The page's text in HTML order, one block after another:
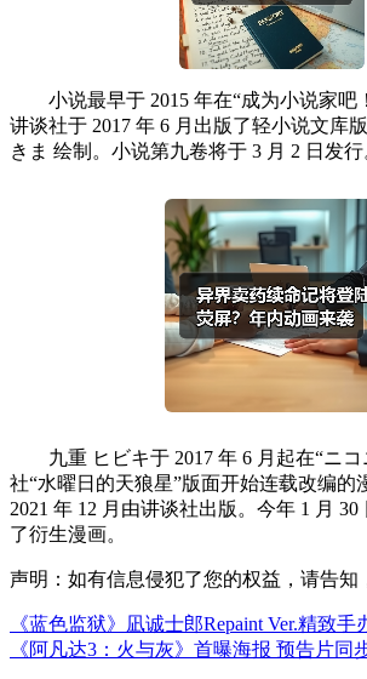
小说最早于 2015 年在“成为小说家吧
讲谈社于 2017 年 6 月出版了轻小说文库
きま 绘制。小说第九卷将于 3 月 2 日发行
九重 ヒビキ于 2017 年 6 月起在“ニ
社“水曜日的天狼星”版面开始连载改编的
2021 年 12 月由讲谈社出版。今年 1 月 30
了衍生漫画。
声明：如有信息侵犯了您的权益，请告知
《蓝色监狱》凪诚士郎Repaint Ver.精致手
《阿凡达3：火与灰》首曝海报 预告片同